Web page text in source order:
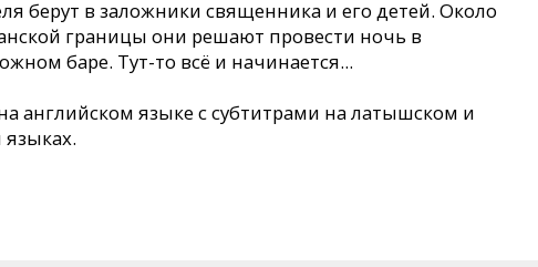
берут в заложники священника и его детей. Около
границы они решают провести ночь в
баре. Тут-то всё и начинается...
английском языке с субтитрами на латышском и
языках.